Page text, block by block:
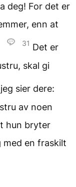
deg! For det er
enn at
31 Det er
skal gi
sier dere:
av noen
hun bryter
med en fraskilt